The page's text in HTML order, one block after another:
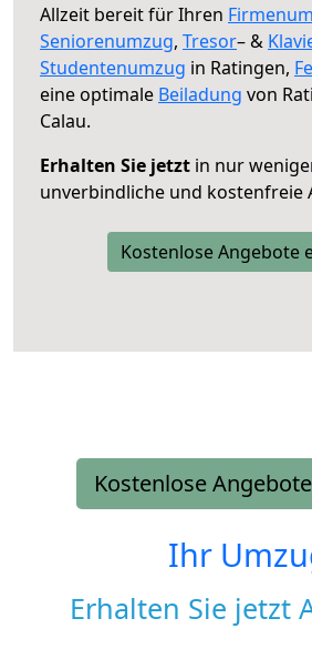
Allzeit bereit für Ihren
Seniorenumzug, Tresor– &
Studentenumzug in Ratingen,
eine optimale Beiladung von
Calau.
Erhalten Sie jetzt in nur
unverbindliche und kostenfreie
Kostenlose Angebote
Kostenlose
Ihr
Erhalten Sie jetzt